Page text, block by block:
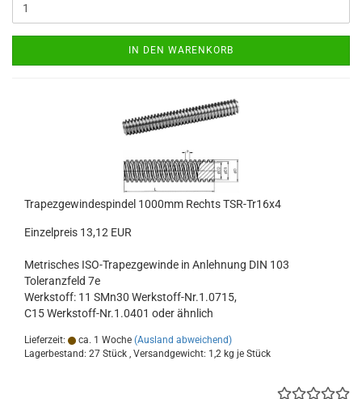
IN DEN WARENKORB
Trapezgewindespindel 1000mm Rechts TSR-Tr16x4
Einzelpreis 13,12 EUR
Metrisches ISO-Trapezgewinde in Anlehnung DIN 103
Toleranzfeld 7e
Werkstoff: 11 SMn30 Werkstoff-Nr.1.0715,
C15 Werkstoff-Nr.1.0401 oder ähnlich
Lieferzeit: ca. 1 Woche (Ausland abweichend)
Lagerbestand: 27 Stück , Versandgewicht: 1,2 kg je Stück